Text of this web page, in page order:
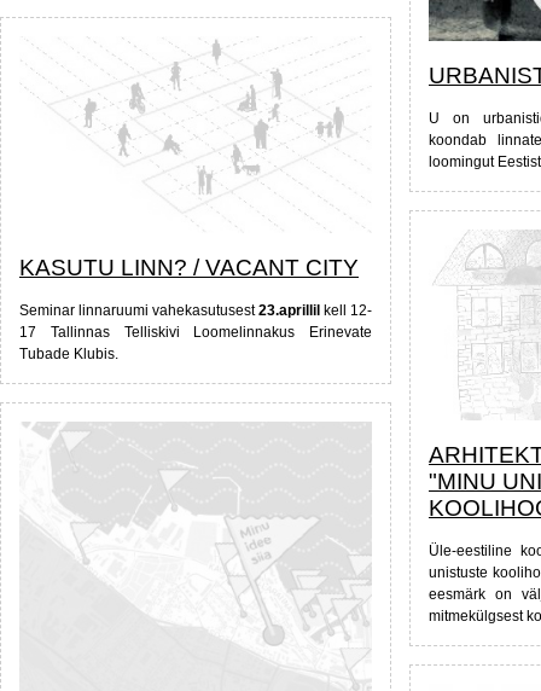
KASUTU LINN? / VACANT CITY
Seminar linnaruumi vahekasutusest23.aprillil kell 12-
17 Tallinnas Telliskivi Loomelinnakus Erinevate
Tubade Klubis.
U on
koondab
loomingut
"MINU
Üle-eestiline
unistuste
eesmärk on
mitmekülgsest